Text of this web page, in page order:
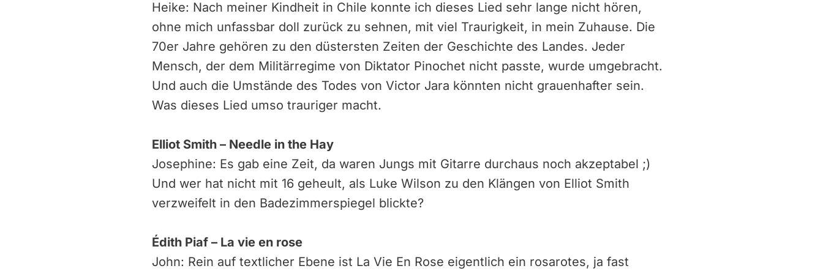
Heike: Nach meiner Kindheit in Chile konnte ich dieses Lied sehr lange nicht hören,
ohne mich unfassbar doll zurück zu sehnen, mit viel Traurigkeit, in mein Zuhause. Die
70er Jahre gehören zu den düstersten Zeiten der Geschichte des Landes. Jeder
Mensch, der dem Militärregime von Diktator Pinochet nicht passte, wurde umgebracht.
Und auch die Umstände des Todes von Victor Jara könnten nicht grauenhafter sein.
Was dieses Lied umso trauriger macht.
Elliot Smith – Needle in the Hay
Josephine: Es gab eine Zeit, da waren Jungs mit Gitarre durchaus noch akzeptabel ;)
Und wer hat nicht mit 16 geheult, als Luke Wilson zu den Klängen von Elliot Smith
verzweifelt in den Badezimmerspiegel blickte?
Édith Piaf – La vie en rose
John: Rein auf textlicher Ebene ist La Vie En Rose eigentlich ein rosarotes, ja fast